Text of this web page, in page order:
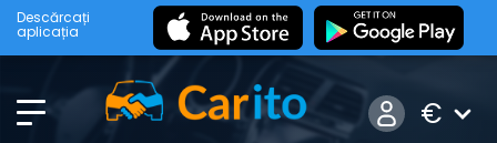
Descărcați
aplicația
€